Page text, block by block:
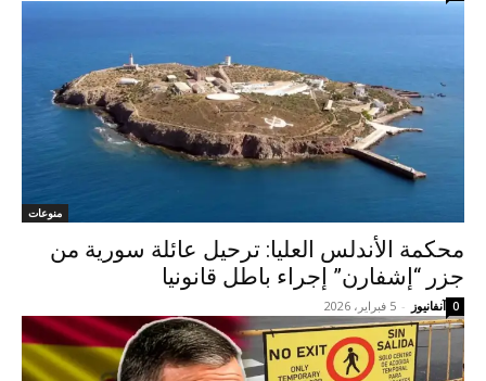
منوعات
محكمة الأندلس العليا: ترحيل عائلة سورية من
جزر “إشفارن” إجراء باطل قانونيا
آنفانيوز - 5 فبراير، 2026 0